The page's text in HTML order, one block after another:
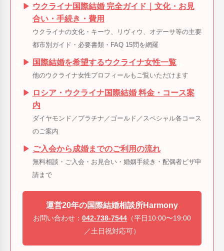
▶ ウクライナ国際結婚 完全ガイド｜文化・お見
合い・手続き・費用
ウクライナの文化・キーウ、リヴィウ、オデーサ等の主要
都市別ガイド・必要書類・FAQ 15問を網羅
▶ 国際結婚を希望するウクライナ女性一覧
他のウクライナ女性プロフィールもご覧いただけます
▶ ロシア・ウクライナ国際結婚 料金・コース案
内
ダイヤモンド／プラチナ／ゴールド／スペシャル各コース
のご案内
▶ ご入会から成婚までのご利用の流れ
無料相談・ご入会・お見合い・婚姻手続き・配偶者ビザ申
請まで
運営20年の国際結婚相談所Harmony
お問い合わせ： 042-738-7544 （平日10:00〜19:00
／土日祝対応可）